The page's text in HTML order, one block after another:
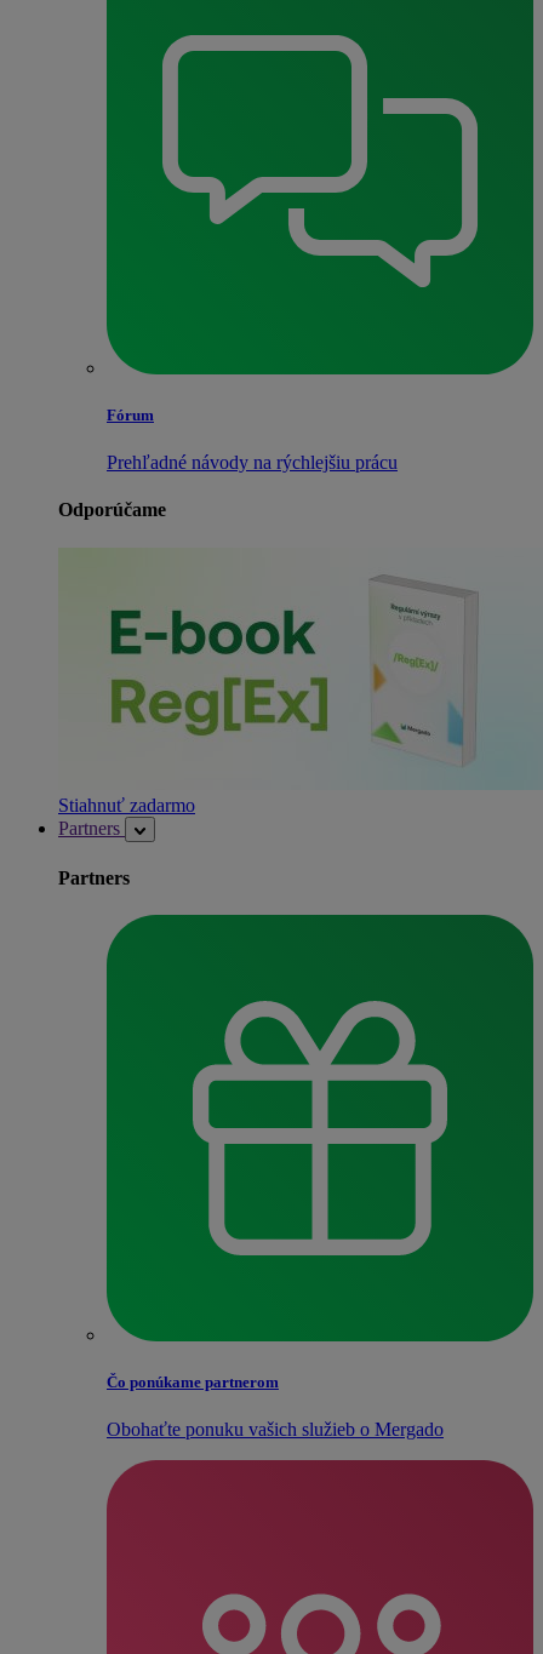
Fórum
Prehľadné návody na rýchlejšiu prácu
Odporúčame
Stiahnuť zadarmo
Partners
Partners
Čo ponúkame partnerom
Obohaťte ponuku vašich služieb o Mergado